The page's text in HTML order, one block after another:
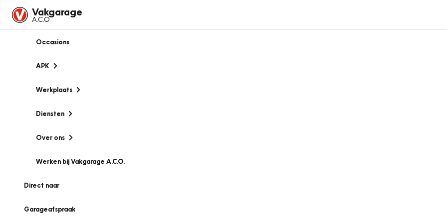
Vakgarage
A.C.O
Occasions
APK
Werkplaats
Diensten
Over ons
Werken bij Vakgarage A.C.O.
Direct naar
Garageafspraak